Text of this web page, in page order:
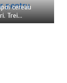
cereau
Trei…